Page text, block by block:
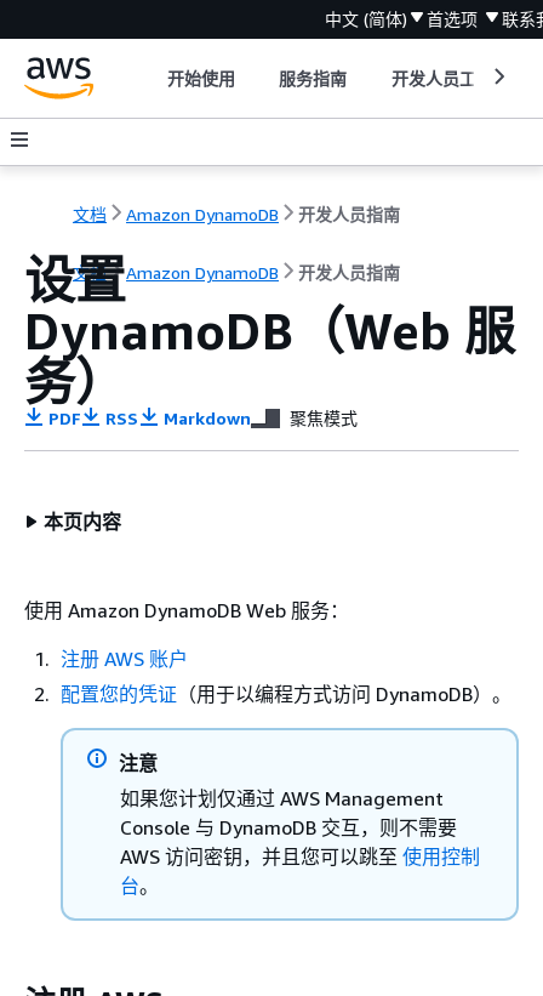
中文 (简体) 首选项 联系
开始使用 服务指南 开发人员工具
文档 Amazon DynamoDB 开发人员指南
文档 Amazon DynamoDB 开发人员指南
设置
DynamoDB（Web 服
务）
PDF RSS Markdown 聚焦模式
本页内容
使用 Amazon DynamoDB Web 服务：
注册 AWS 账户
配置您的凭证 （用于以编程方式访问 DynamoDB）。
注意
如果您计划仅通过 AWS Management
Console 与 DynamoDB 交互，则不需要
AWS 访问密钥，并且您可以跳至 使用控制
台。